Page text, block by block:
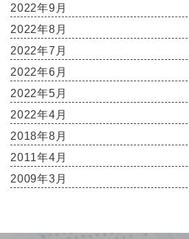
2022年9月
2022年8月
2022年7月
2022年6月
2022年5月
2022年4月
2018年8月
2011年4月
2009年3月